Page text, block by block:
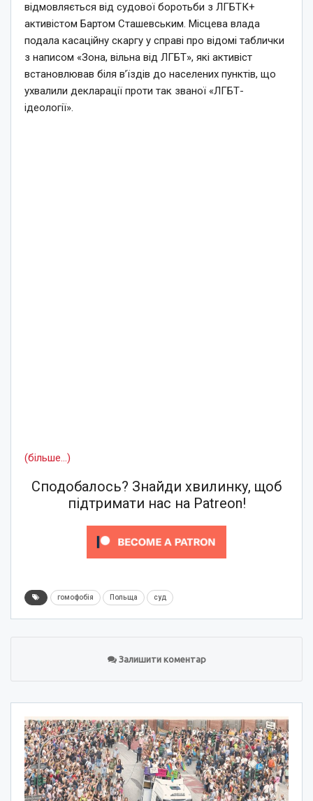
відмовляється від судової боротьби з ЛГБТК+
активістом Бартом Сташевським. Місцева влада
подала касаційну скаргу у справі про відомі таблички
з написом «Зона, вільна від ЛГБТ», які активіст
встановлював біля в’їздів до населених пунктів, що
ухвалили декларації проти так званої «ЛГБТ-
ідеології».
(більше…)
Сподобалось? Знайди хвилинку, щоб
підтримати нас на Patreon!
гомофобія Польща суд
Залишити коментар